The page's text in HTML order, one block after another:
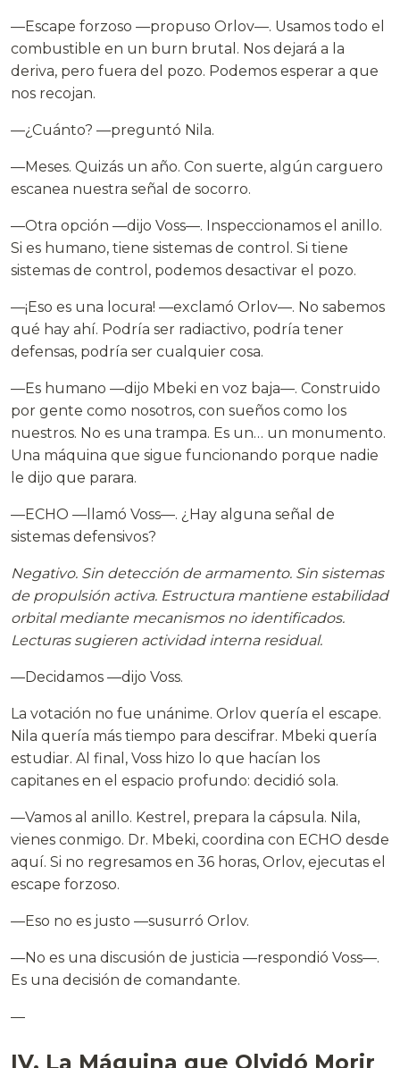
—Escape forzoso —propuso Orlov—. Usamos todo el
combustible en un burn brutal. Nos dejará a la
deriva, pero fuera del pozo. Podemos esperar a que
nos recojan.
—¿Cuánto? —preguntó Nila.
—Meses. Quizás un año. Con suerte, algún carguero
escanea nuestra señal de socorro.
—Otra opción —dijo Voss—. Inspeccionamos el anillo.
Si es humano, tiene sistemas de control. Si tiene
sistemas de control, podemos desactivar el pozo.
—¡Eso es una locura! —exclamó Orlov—. No sabemos
qué hay ahí. Podría ser radiactivo, podría tener
defensas, podría ser cualquier cosa.
—Es humano —dijo Mbeki en voz baja—. Construido
por gente como nosotros, con sueños como los
nuestros. No es una trampa. Es un… un monumento.
Una máquina que sigue funcionando porque nadie
le dijo que parara.
—ECHO —llamó Voss—. ¿Hay alguna señal de
sistemas defensivos?
Negativo. Sin detección de armamento. Sin sistemas
de propulsión activa. Estructura mantiene estabilidad
orbital mediante mecanismos no identificados.
Lecturas sugieren actividad interna residual.
—Decidamos —dijo Voss.
La votación no fue unánime. Orlov quería el escape.
Nila quería más tiempo para descifrar. Mbeki quería
estudiar. Al final, Voss hizo lo que hacían los
capitanes en el espacio profundo: decidió sola.
—Vamos al anillo. Kestrel, prepara la cápsula. Nila,
vienes conmigo. Dr. Mbeki, coordina con ECHO desde
aquí. Si no regresamos en 36 horas, Orlov, ejecutas el
escape forzoso.
—Eso no es justo —susurró Orlov.
—No es una discusión de justicia —respondió Voss—.
Es una decisión de comandante.
—
IV. La Máquina que Olvidó Morir